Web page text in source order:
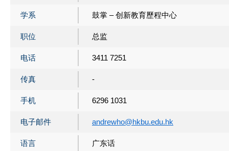
学系 鼓掌 – 创新教育歷程中心
职位 总监
电话 3411 7251
传真 -
手机 6296 1031
电子邮件 andrewho@hkbu.edu.hk
语言 广东话